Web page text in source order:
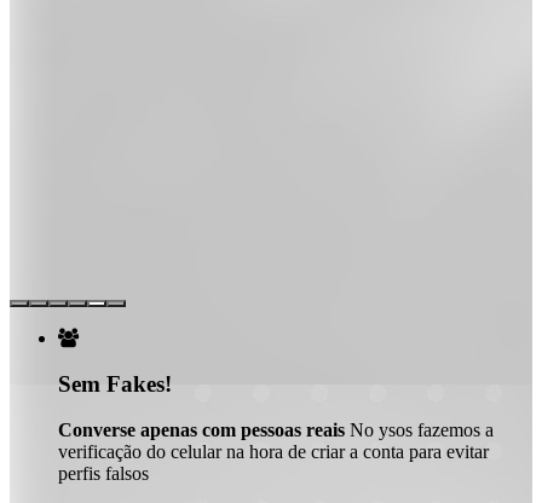

Sem Fakes!
Converse apenas com pessoas reais No ysos fazemos a
verificação do celular na hora de criar a conta para evitar
perfis falsos